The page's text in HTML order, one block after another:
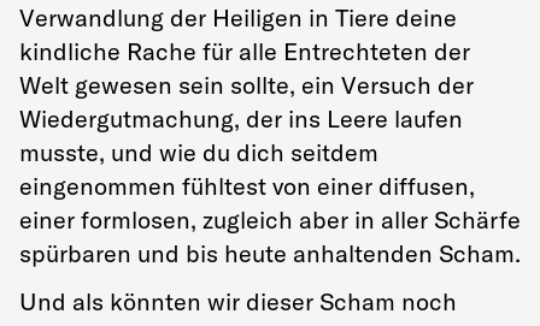
Verwandlung der Heiligen in Tiere deine
kindliche Rache für alle Entrechteten der
Welt gewesen sein sollte, ein Versuch der
Wiedergutmachung, der ins Leere laufen
musste, und wie du dich seitdem
eingenommen fühltest von einer diffusen,
einer formlosen, zugleich aber in aller Schärfe
spürbaren und bis heute anhaltenden Scham.
Und als könnten wir dieser Scham noch